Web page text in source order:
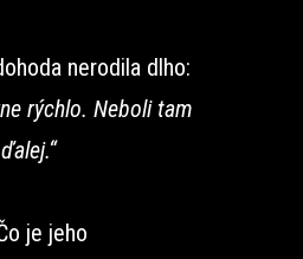
nerodila dlho:
rýchlo. Neboli tam
je jeho